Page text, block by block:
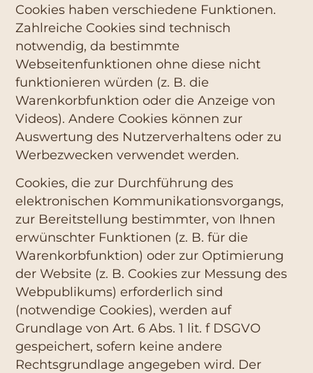
Cookies haben verschiedene Funktionen.
Zahlreiche Cookies sind technisch
notwendig, da bestimmte
Webseitenfunktionen ohne diese nicht
funktionieren würden (z. B. die
Warenkorbfunktion oder die Anzeige von
Videos). Andere Cookies können zur
Auswertung des Nutzerverhaltens oder zu
Werbezwecken verwendet werden.
Cookies, die zur Durchführung des
elektronischen Kommunikationsvorgangs,
zur Bereitstellung bestimmter, von Ihnen
erwünschter Funktionen (z. B. für die
Warenkorbfunktion) oder zur Optimierung
der Website (z. B. Cookies zur Messung des
Webpublikums) erforderlich sind
(notwendige Cookies), werden auf
Grundlage von Art. 6 Abs. 1 lit. f DSGVO
gespeichert, sofern keine andere
Rechtsgrundlage angegeben wird. Der